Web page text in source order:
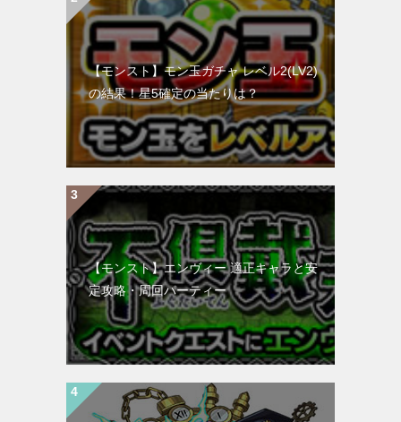
【モンスト】モン玉ガチャ レベル2(LV2)
の結果！星5確定の当たりは？
【モンスト】エンヴィー 適正キャラと安
定攻略・周回パーティー